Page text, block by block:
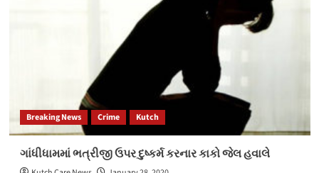
Breaking News Crime Kutch
ગાંધીધામમાં ભત્રીજી ઉપર દુષ્કર્મ કરનાર કાકો જેલ હવાલે